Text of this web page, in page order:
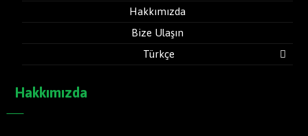
Hakkımızda
Bize Ulaşın
Türkçe
Hakkımızda